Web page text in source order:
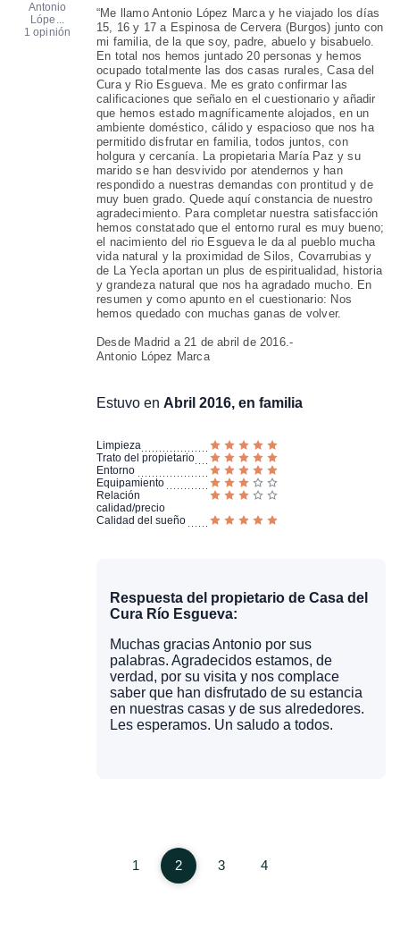
Antonio
Lópe...
1 opinión
“Me llamo Antonio López Marca y he viajado los días
15, 16 y 17 a Espinosa de Cervera (Burgos) junto con
mi familia, de la que soy, padre, abuelo y bisabuelo.
En total nos hemos juntado 20 personas y hemos
ocupado totalmente las dos casas rurales, Casa del
Cura y Rio Esgueva. Me es grato confirmar las
calificaciones que señalo en el cuestionario y añadir
que hemos estado magníficamente alojados, en un
ambiente doméstico, cálido y espacioso que nos ha
permitido disfrutar en familia, todos juntos, con
holgura y cercanía. La propietaria María Paz y su
marido se han desvivido por atendernos y han
respondido a nuestras demandas con prontitud y de
muy buen grado. Quede aquí constancia de nuestro
agradecimiento. Para completar nuestra satisfacción
hemos constatado que el entorno rural es muy bueno;
el nacimiento del rio Esgueva le da al pueblo mucha
vida natural y la proximidad de Silos, Covarrubias y
de La Yecla aportan un plus de espiritualidad, historia
y grandeza natural que nos ha agradado mucho. En
resumen y como apunto en el cuestionario: Nos
hemos quedado con muchas ganas de volver.
Desde Madrid a 21 de abril de 2016.-
Antonio López Marca
Estuvo en Abril 2016, en familia
Limpieza
Trato del propietario
Entorno
Equipamiento
Relación
calidad/precio
Calidad del sueño
Respuesta del propietario de Casa del
Cura Río Esgueva:
Muchas gracias Antonio por sus
palabras. Agradecidos estamos, de
verdad, por su visita y nos complace
saber que han disfrutado de su estancia
en nuestras casas y de sus alrededores.
Les esperamos. Un saludo a todos.
1 2 3 4